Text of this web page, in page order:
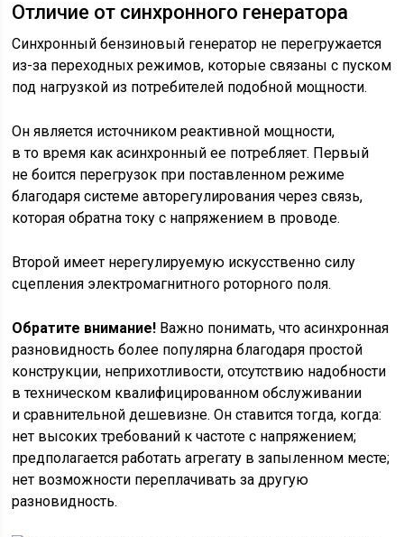
Отличие от синхронного генератора
Синхронный бензиновый генератор не перегружается
из-за переходных режимов, которые связаны с пуском
под нагрузкой из потребителей подобной мощности.
Он является источником реактивной мощности,
в то время как асинхронный ее потребляет. Первый
не боится перегрузок при поставленном режиме
благодаря системе авторегулирования через связь,
которая обратна току с напряжением в проводе.
Второй имеет нерегулируемую искусственно силу
сцепления электромагнитного роторного поля.
Обратите внимание! Важно понимать, что асинхронная
разновидность более популярна благодаря простой
конструкции, неприхотливости, отсутствию надобности
в техническом квалифицированном обслуживании
и сравнительной дешевизне. Он ставится тогда, когда:
нет высоких требований к частоте с напряжением;
предполагается работать агрегату в запыленном месте;
нет возможности переплачивать за другую
разновидность.